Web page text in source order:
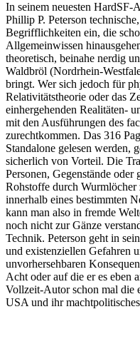
In seinem neuesten
Phillip P. Peterson
Begrifflichkeiten ein, die
Allgemeinwissen
theoretisch, beinahe nerdig
Waldbröl (Nordrhein-
bringt. Wer sich jedoch für
Relativitätstheorie oder das
einhergehenden Realitäten-
mit den Ausführungen des
zurechtkommen. Das 316
Standalone gelesen werden,
sicherlich von Vorteil. Die
Personen, Gegenstände
Rohstoffe durch
innerhalb eines bestimmten
kann man also in fremde
noch nicht zur Gänze
Technik. Peterson geht in
und existenziellen Gefahren
unvorhersehbaren
Acht oder auf die er es eben
Vollzeit-Autor schon mal die
USA und ihr